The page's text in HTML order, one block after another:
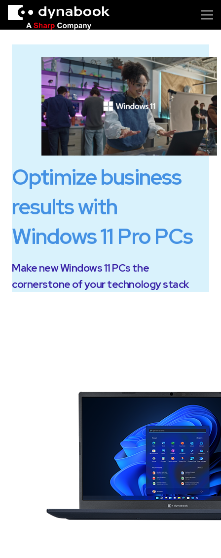
Optimize business
results with
Windows 11 Pro PCs
Make new Windows 11 PCs the
cornerstone of your technology stack